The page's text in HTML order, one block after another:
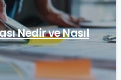
Nedir ve Nasıl